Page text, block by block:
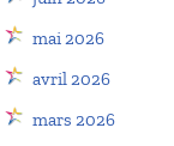
mai 2026
avril 2026
mars 2026